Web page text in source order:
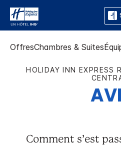
OffresChambres & Suites
HOLIDAY INN EXPRESS
Comment s’est